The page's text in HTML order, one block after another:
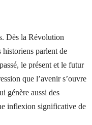
Dès la Révolution
historiens parlent de
le présent et le futur
que l’avenir s’ouvre
génère aussi des
inflexion significative de